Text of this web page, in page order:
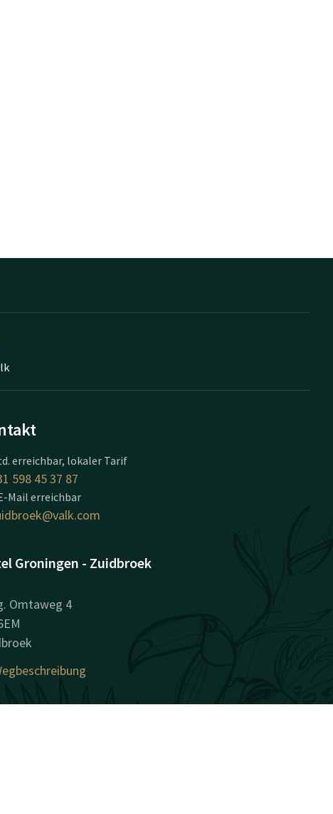
erreichbar, lokaler Tarif
598 45 37 87
Mail erreichbar
Groningen - Zuidbroek
Omtaweg 4